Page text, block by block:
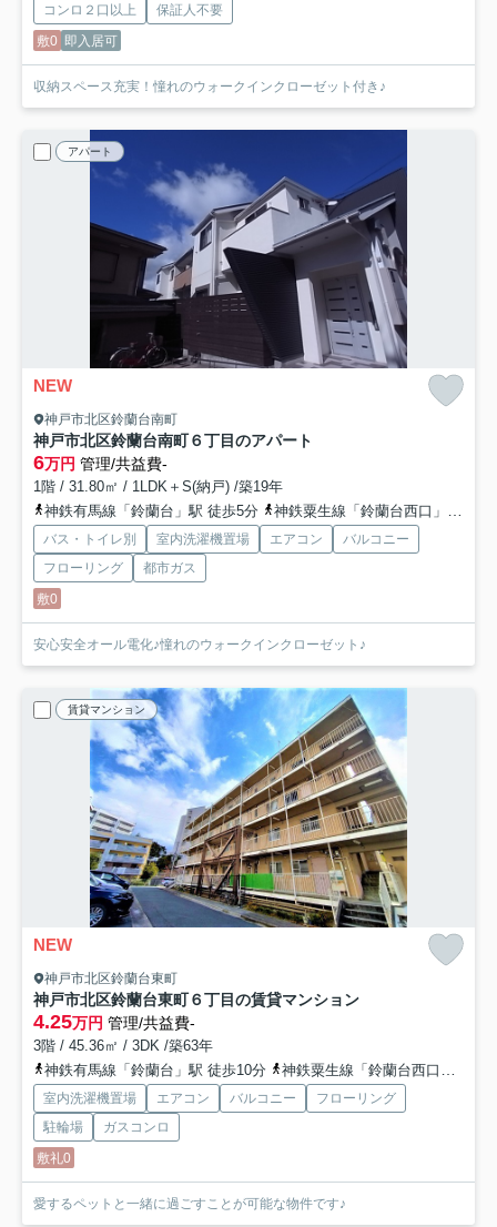
コンロ２口以上
保証人不要
敷0 即入居可
収納スペース充実！憧れのウォークインクローゼット付き♪
アパート
NEW
神戸市北区鈴蘭台南町
神戸市北区鈴蘭台南町６丁目のアパート
6万円 管理/共益費-
1階 / 31.80㎡ / 1LDK＋S(納戸) /築19年
神鉄有馬線「鈴蘭台」駅 徒歩5分
神鉄粟生線「鈴蘭台西口」駅 徒歩7分
バス・トイレ別 室内洗濯機置場 エアコン
バルコニー
フローリング
都市ガス
敷0
安心安全オール電化♪憧れのウォークインクローゼット♪
賃貸マンション
NEW
神戸市北区鈴蘭台東町
神戸市北区鈴蘭台東町６丁目の賃貸マンション
4.25万円 管理/共益費-
3階 / 45.36㎡ / 3DK /築63年
神鉄有馬線「鈴蘭台」駅 徒歩10分
神鉄粟生線「鈴蘭台西口」駅 徒歩20分
室内洗濯機置場 エアコン バルコニー
フローリング
駐輪場
ガスコンロ
敷礼0
愛するペットと一緒に過ごすことが可能な物件です♪